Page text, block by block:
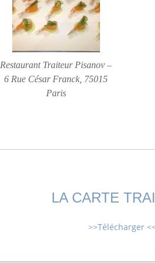
Restaurant Traiteur Pisanov –
6 Rue César Franck, 75015
Paris
LA CARTE
>>Télécharger